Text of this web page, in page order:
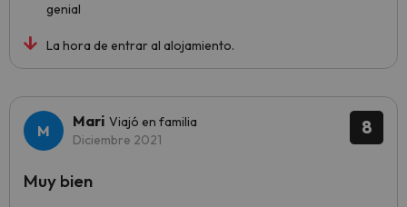
genial
La hora de entrar al alojamiento.
8
Mari Viajó en familia
Diciembre 2021
Muy bien